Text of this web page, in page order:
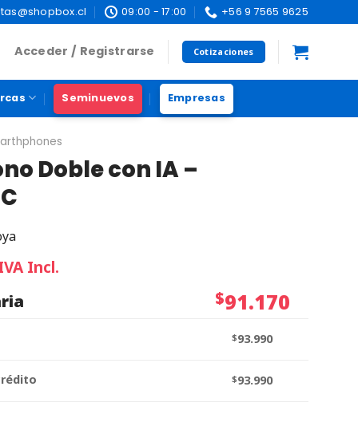
09:00 - 17:00 +56 9 7565 9625
Acceder / Registrarse Cotizaciones
Seminuevos Empresas
Doble con IA –
Incl.
$91.170
$93.990
$93.990